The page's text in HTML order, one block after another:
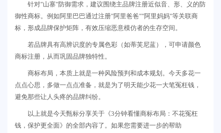
针对"山寨"防御需求，建议围绕主品牌注册近似音、形、义的防
御性商标。例如阿里巴巴通过注册"阿里爸爸""阿里妈妈"等关联商
标，形成品牌保护矩阵，有效压缩恶意模仿者的生存空间。
若品牌具有高辨识度的专属色彩（如蒂芙尼蓝），可申请颜色
商标注册，从而巩固品牌独特性。
商标布局，本质上就是一种风险预判和成本规划。今天多花一
点点心思，多做一点点准备，就是为了明天能少花一大笔冤枉钱，
避免那些让人头疼的品牌纠纷。
以上就是今天甄标分享关于《3分钟看懂商标布局：不花冤枉
钱，保护更全面》的全部内容了。如果您需要进一步的帮助